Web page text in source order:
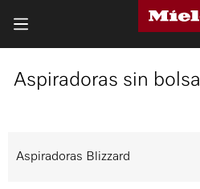
Aspiradoras sin bolsa
Aspiradoras Blizzard